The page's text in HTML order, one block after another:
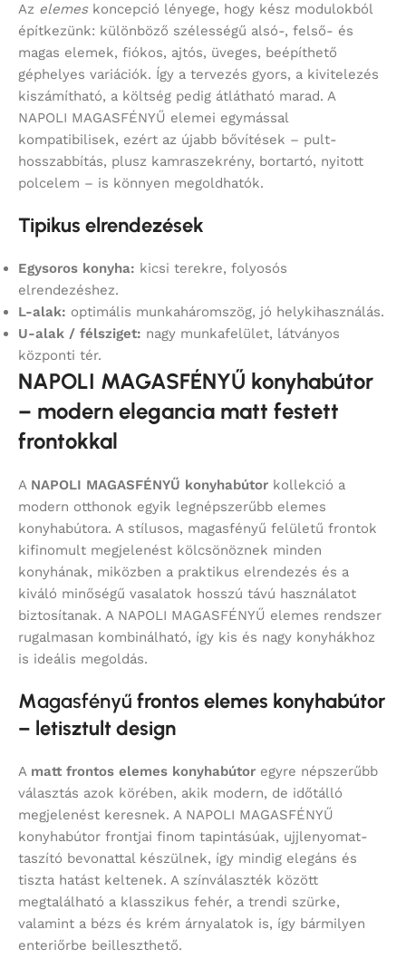
Az elemeskoncepció lényege, hogy kész modulokból
építkezünk: különböző szélességű alsó-, felső- és
magas elemek, fiókos, ajtós, üveges, beépíthető
géphelyes variációk. Így a tervezés gyors, a kivitelezés
kiszámítható, a költség pedig átlátható marad. A
NAPOLI MAGASFÉNYŰ elemei egymással
kompatibilisek, ezért az újabb bővítések – pult-
hosszabbítás, plusz kamraszekrény, bortartó, nyitott
polcelem – is könnyen megoldhatók.
Tipikus elrendezések
Egysoros konyha: kicsi terekre, folyosós
elrendezéshez.
L-alak: optimális munkaháromszög, jó helykihasználás.
U-alak / félsziget: nagy munkafelület, látványos
központi tér.
NAPOLI MAGASFÉNYŰ konyhabútor
– modern elegancia matt festett
frontokkal
A NAPOLI MAGASFÉNYŰ konyhabútor kollekció a
modern otthonok egyik legnépszerűbb elemes
konyhabútora. A stílusos, magasfényű felületű frontok
kifinomult megjelenést kölcsönöznek minden
konyhának, miközben a praktikus elrendezés és a
kiváló minőségű vasalatok hosszú távú használatot
biztosítanak. A NAPOLI MAGASFÉNYŰ elemes rendszer
rugalmasan kombinálható, így kis és nagy konyhákhoz
is ideális megoldás.
Magasfényű frontos elemes konyhabútor
– letisztult design
A matt frontos elemes konyhabútor egyre népszerűbb
választás azok körében, akik modern, de időtálló
megjelenést keresnek. A NAPOLI MAGASFÉNYŰ
konyhabútor frontjai finom tapintásúak, ujjlenyomat-
taszító bevonattal készülnek, így mindig elegáns és
tiszta hatást keltenek. A színválaszték között
megtalálható a klasszikus fehér, a trendi szürke,
valamint a bézs és krém árnyalatok is, így bármilyen
enteriőrbe beilleszthető.